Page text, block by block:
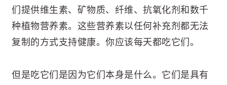
们提供维生素、矿物质、纤维、抗氧化剂和数千
种植物营养素。这些营养素以任何补充剂都无法
复制的方式支持健康。你应该每天都吃它们。
但是吃它们是因为它们本身是什么。它们是具有